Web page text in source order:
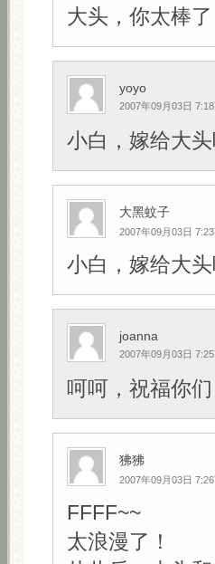
大头，你太棒了
yoyo
2007年09月03日
小白，嫁给大头
大黑蚊子
2007年09月03日
小白，嫁给大头
joanna
2007年09月03日
呵呵，祝福你们
狒狒
2007年09月03日
FFFF~~
太浪漫了！